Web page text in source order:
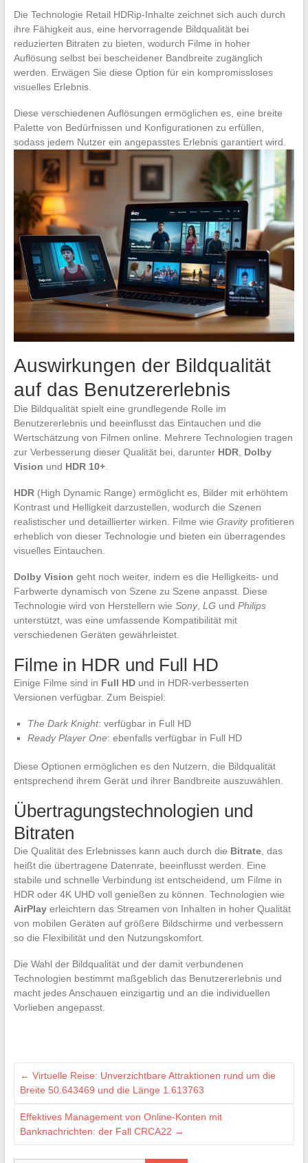
Die Technologie Retail HDRip-Inhalte zeichnet sich auch durch
ihre Fähigkeit aus, eine hervorragende Bildqualität bei
reduzierten Bitraten zu bieten, wodurch Filme in hoher
Auflösung selbst bei bescheidener Bandbreite zugänglich
werden. Erwägen Sie diese Option für ein kompromissloses
visuelles Erlebnis.
Diese verschiedenen Auflösungen ermöglichen es, eine breite
Palette von Bedürfnissen und Konfigurationen zu erfüllen,
sodass jedem Nutzer ein angepasstes Erlebnis garantiert wird.
Auswirkungen der Bildqualität
auf das Benutzererlebnis
Die Bildqualität spielt eine grundlegende Rolle im
Benutzererlebnis und beeinflusst das Eintauchen und die
Wertschätzung von Filmen online. Mehrere Technologien tragen
zur Verbesserung dieser Qualität bei, darunter HDR, Dolby
Vision und HDR 10+.
HDR(High Dynamic Range) ermöglicht es, Bilder mit erhöhtem
Kontrast und Helligkeit darzustellen, wodurch die Szenen
realistischer und detaillierter wirken. Filme wie Gravityprofitieren
erheblich von dieser Technologie und bieten ein überragendes
visuelles Eintauchen.
Dolby Vision geht noch weiter, indem es die Helligkeits- und
Farbwerte dynamisch von Szene zu Szene anpasst. Diese
Technologie wird von Herstellern wie Sony, LG und Philips
unterstützt, was eine umfassende Kompatibilität mit
verschiedenen Geräten gewährleistet.
Filme in HDR und Full HD
Einige Filme sind in Full HDund in HDR-verbesserten
Versionen verfügbar. Zum Beispiel:
The Dark Knight: verfügbar in Full HD
Ready Player One: ebenfalls verfügbar in Full HD
Diese Optionen ermöglichen es den Nutzern, die Bildqualität
entsprechend ihrem Gerät und ihrer Bandbreite auszuwählen.
Übertragungstechnologien und
Bitraten
Die Qualität des Erlebnisses kann auch durch die Bitrate, das
heißt die übertragene Datenrate, beeinflusst werden. Eine
stabile und schnelle Verbindung ist entscheidend, um Filme in
HDR oder 4K UHD voll genießen zu können. Technologien wie
AirPlayerleichtern das Streamen von Inhalten in hoher Qualität
von mobilen Geräten auf größere Bildschirme und verbessern
so die Flexibilität und den Nutzungskomfort.
Die Wahl der Bildqualität und der damit verbundenen
Technologien bestimmt maßgeblich das Benutzererlebnis und
macht jedes Anschauen einzigartig und an die individuellen
Vorlieben angepasst.
← Virtuelle Reise: Unverzichtbare Attraktionen rund um die
Breite 50.643469 und die Länge 1.613763
Effektives Management von Online-Konten mit
Banknachrichten: der Fall CRCA22 →